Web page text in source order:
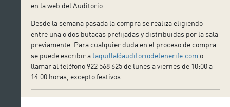
en la web del Auditorio.
Desde la semana pasada la compra se realiza eligiendo
entre una o dos butacas prefijadas y distribuidas por la sala
previamente. Para cualquier duda en el proceso de compra
se puede escribir ataquilla@auditoriodetenerife.com o
llamar al teléfono 922 568 625 de lunes a viernes de 10:00 a
14:00 horas, excepto festivos.